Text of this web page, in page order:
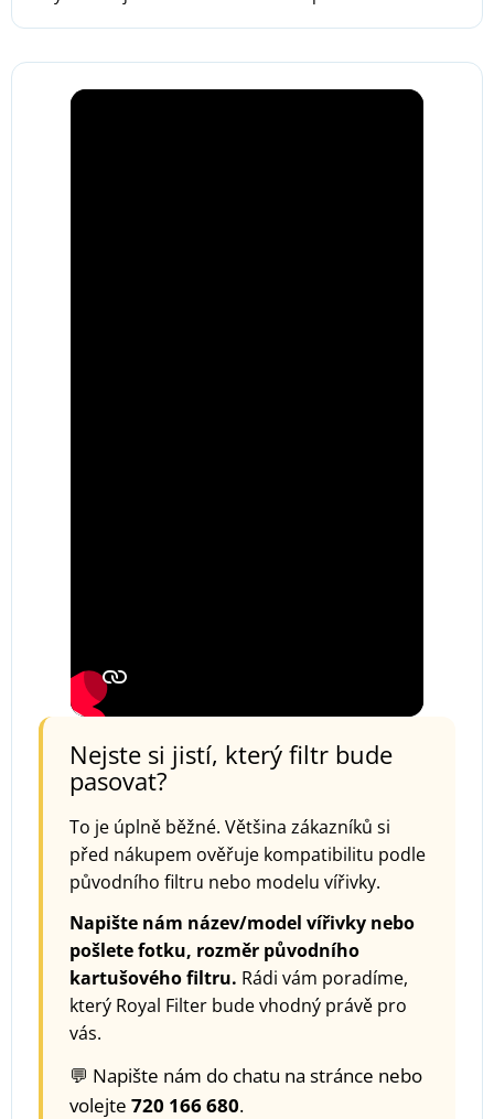
Nejste si jistí, který filtr bude
pasovat?
To je úplně běžné. Většina zákazníků si
před nákupem ověřuje kompatibilitu podle
původního filtru nebo modelu vířivky.
Napište nám název/model vířivky nebo
pošlete fotku, rozměr původního
kartušového filtru. Rádi vám poradíme,
který Royal Filter bude vhodný právě pro
vás.
💬 Napište nám do chatu na stránce nebo
volejte 720 166 680.